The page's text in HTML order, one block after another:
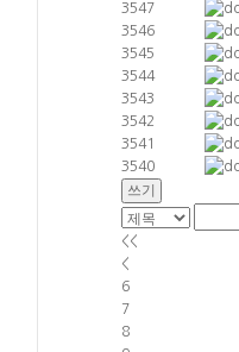
3547
3546
3545
3544
3543
3542
3541
3540
<<
<
6
7
8